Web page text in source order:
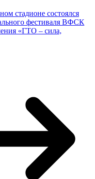
стадионе состоялся
фестиваля ВФСК
«ГТО – сила,